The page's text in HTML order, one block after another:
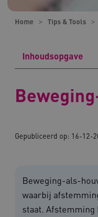
Home Tips & Tools
Inhoudsopgave
Gepubliceerd op: 16-12-
Beweging-als-
waarbij
staat. Afstemming